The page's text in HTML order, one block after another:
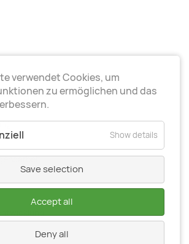
verwendet Cookies, um
zu ermöglichen und das
Show details
Save selection
Accept all
Deny all